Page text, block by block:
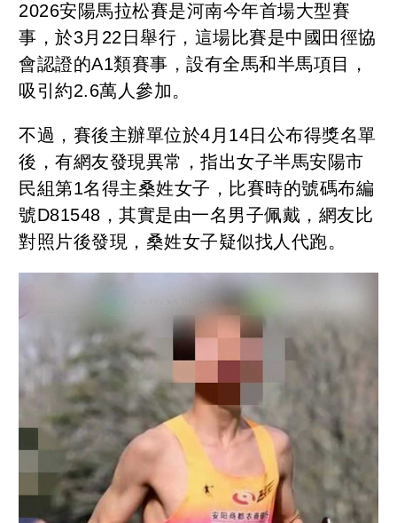
2026安陽馬拉松賽是河南今年首場大型賽
事，於3月22日舉行，這場比賽是中國田徑協
會認證的A1類賽事，設有全馬和半馬項目，
吸引約2.6萬人參加。
不過，賽後主辦單位於4月14日公布得獎名單
後，有網友發現異常，指出女子半馬安陽市
民組第1名得主桑姓女子，比賽時的號碼布編
號D81548，其實是由一名男子佩戴，網友比
對照片後發現，桑姓女子疑似找人代跑。